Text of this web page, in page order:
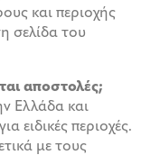
και περιοχής
σελίδα του
αποστολές;
Ελλάδα και
ειδικές περιοχές.
με τους